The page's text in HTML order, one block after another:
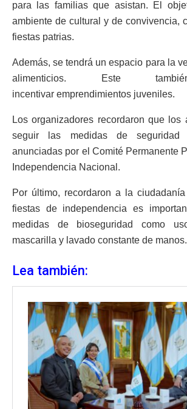
para las familias que asistan. El
ambiente de cultural y de convivencia,
fiestas patrias.
Además, se tendrá un espacio para la
alimenticios. Este
incentivar emprendimientos juveniles.
Los organizadores recordaron que los
seguir las medidas de seguridad
anunciadas por el Comité Permanente
Independencia Nacional.
Por último, recordaron a la
fiestas de independencia es
medidas de bioseguridad como
mascarilla y lavado constante de manos.
Lea también: